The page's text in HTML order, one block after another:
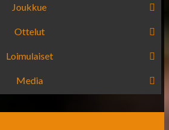
Joukkue
Ottelut
Loimulaiset
Media